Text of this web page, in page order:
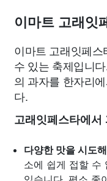
이마트 고래잇
이마트 고래잇페
수 있는 축제입니
의 과자를 한자리
다.
고래잇페스타에서
다양한 맛을 시도
소에 쉽게 접할 수